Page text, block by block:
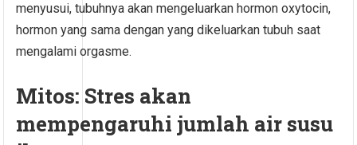
menyusui, tubuhnya akan mengeluarkan hormon oxytocin,
hormon yang sama dengan yang dikeluarkan tubuh saat
mengalami orgasme.
Mitos: Stres akan
mempengaruhi jumlah air susu